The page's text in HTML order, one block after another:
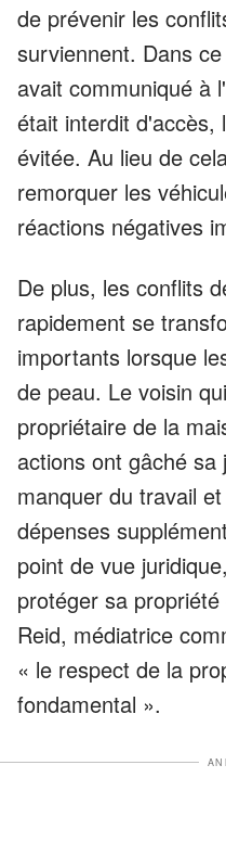
de prévenir les
surviennent. Dans
avait communiqué à
était interdit d'accès,
évitée. Au lieu de
remorquer les
réactions négatives
De plus, les conflits
rapidement se
importants lorsque
de peau. Le voisin
propriétaire de la
actions ont gâché sa
manquer du travail
dépenses
point de vue
protéger sa
Reid, médiatrice
« le respect de la
fondamental ».